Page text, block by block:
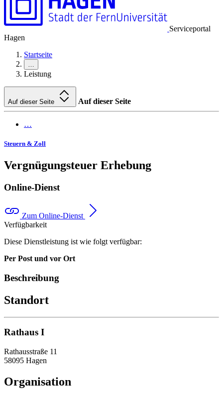
Serviceportal
Hagen
Startseite
…
Leistung
Auf dieser Seite Auf dieser Seite
…
Steuern & Zoll
Vergnügungsteuer Erhebung
Online-Dienst
Zum Online-Dienst
Verfügbarkeit
Diese Dienstleistung ist wie folgt verfügbar:
Per Post und vor Ort
Beschreibung
Standort
Rathaus I
Rathausstraße 11
58095 Hagen
Organisation